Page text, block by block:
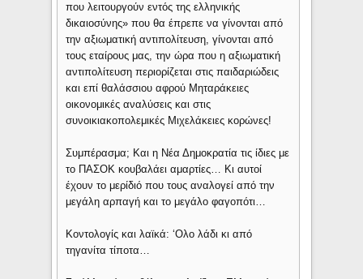
που λειτουργούν εντός της ελληνικής
δικαιοσύνης» που θα έπρεπε να γίνονται από
την αξιωματική αντιπολίτευση, γίνονται από
τους εταίρους μας, την ώρα που η αξιωματική
αντιπολίτευση περιορίζεται στις παιδαριώδεις
και επί θαλάσσιου αφρού Μηταράκειες
οικονομικές αναλύσεις και στις
συνοικιακοπολεμικές Μιχελάκειες κορώνες!
Συμπέρασμα; Και η Νέα Δημοκρατία τις ίδιες με
το ΠΑΣΟΚ κουβαλάει αμαρτίες… Κι αυτοί
έχουν το μερίδιό που τους αναλογεί από την
μεγάλη αρπαγή και το μεγάλο φαγοπότι…
Κοντολογίς και λαϊκά: ‘Ολο λάδι κι από
τηγανίτα τίποτα…